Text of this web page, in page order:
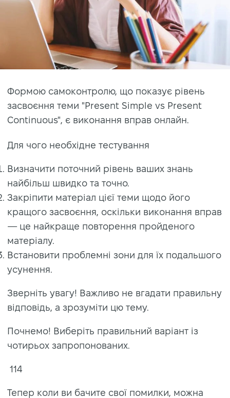
Формою самоконтролю, що показує рівень
засвоєння теми "Present Simple vs Present
Continuous", є виконання вправ онлайн.
Для чого необхідне тестування
Визначити поточний рівень ваших знань
найбільш швидко та точно.
Закріпити матеріал цієї теми щодо його
кращого засвоєння, оскільки виконання вправ
— це найкраще повторення пройденого
матеріалу.
Встановити проблемні зони для їх подальшого
усунення.
Зверніть увагу! Важливо не вгадати правильну
відповідь, а зрозуміти цю тему.
Почнемо! Виберіть правильний варіант із
чотирьох запропонованих.
114
Тепер коли ви бачите свої помилки, можна